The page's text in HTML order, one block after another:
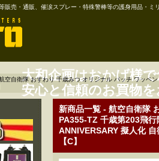
販売・通販、催涙スプレー・特殊警棒等の護身用品・ミ
大和企画はおかげ様
安心と信頼のお買物を
空自衛隊 おすわり 千歳みつ オリジナル パッチ ワッペ
新商品一覧 - 航空自衛隊
PA355-TZ 千歳第203飛
ANNIVERSARY 擬人化
【C】